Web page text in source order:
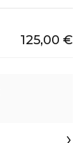
125,00 €